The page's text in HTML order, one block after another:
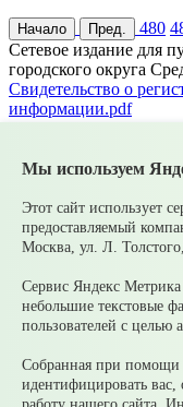
Начало Пред. 480
Cетевое издание для
городского округа
Cвидетельство о
информации.pdf
Главный редактор
Адрес электронной
upsopablik@mail.ru
Номер телефона
Учредитель издания
Муниципальное
с общественностью
Федеральной службой
информационных
(Роскомнадзор) 10
Мы используем
Этот сайт использует
предоставляемый
Москва, ул. Л.
Сервис Яндекс
небольшие текстовые
пользователей с целью
Собранная при
идентифицировать